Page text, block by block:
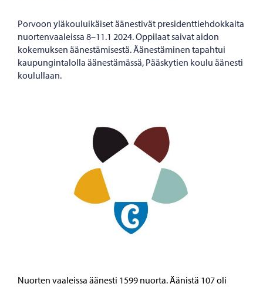
Porvoon yläkouluikäiset äänestivät presidenttiehdokkaita
nuortenvaaleissa 8–11.1 2024. Oppilaat saivat aidon
kokemuksen äänestämisestä. Äänestäminen tapahtui
kaupungintalolla äänestämässä, Pääskytien koulu äänesti
koulullaan.
Nuorten vaaleissa äänesti 1599 nuorta. Äänistä 107 oli